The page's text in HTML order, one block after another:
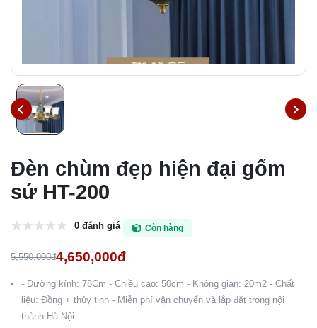
Đèn chùm đẹp hiện đại gốm
sứ HT-200
0 đánh giá Còn hàng
5,550,000đ4,650,000đ
- Đường kính: 78Cm - Chiều cao: 50cm - Không gian: 20m2 - Chất
liệu: Đồng + thủy tinh - Miễn phí vận chuyển và lắp đặt trong nội
thành Hà Nội